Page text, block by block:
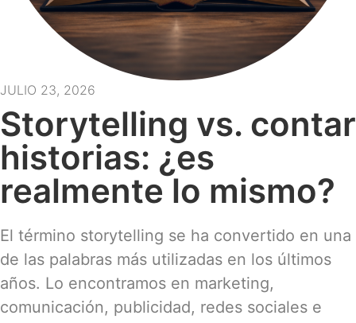
JULIO 23, 2026
Storytelling vs. contar
historias: ¿es
realmente lo mismo?
El término storytelling se ha convertido en una
de las palabras más utilizadas en los últimos
años. Lo encontramos en marketing,
comunicación, publicidad, redes sociales e